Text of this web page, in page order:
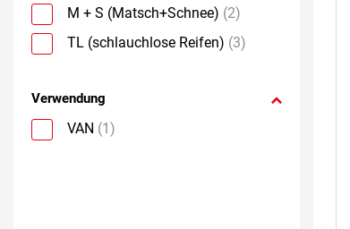
M + S (Matsch+Schnee) (2)
TL (schlauchlose Reifen) (3)
Verwendung
VAN (1)